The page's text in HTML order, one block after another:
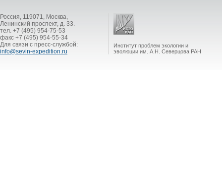
Россия, 119071, Москва,
Ленинский проспект, д. 33.
тел. +7 (495) 954-75-53
факс +7 (495) 954-55-34
Для связи с пресс-службой:
info@sevin-expedition.ru
Институт проблем экологии и
эволюции им. А.Н. Северцова РАН